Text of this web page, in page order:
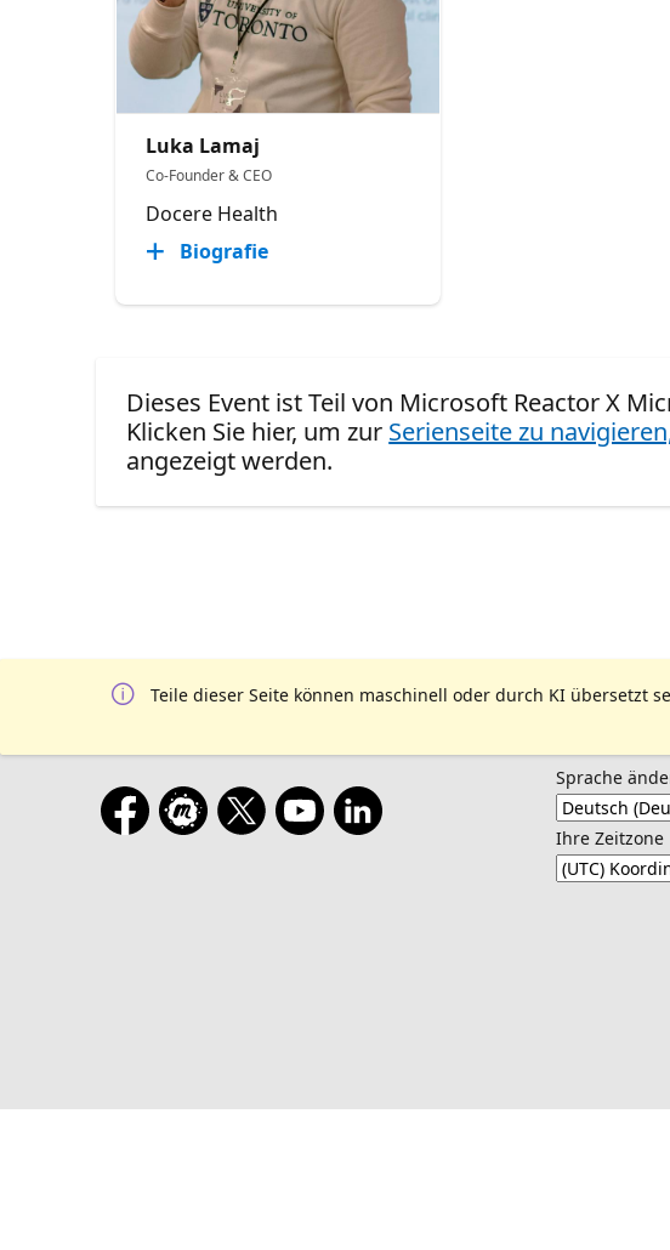
Luka Lamaj
Co-Founder & CEO
Docere Health
Biografie
Dieses Event ist Teil von Microsoft Reactor X
Klicken Sie hier, um zur Serienseite zu
angezeigt werden.
Teile dieser Seite können maschinell oder durch KI übersetzt
Sprache
Ihre Zeitzone